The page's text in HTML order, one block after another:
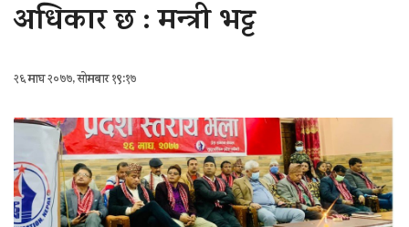
अधिकार छ : मन्त्री भट्ट
२६ माघ २०७७, सोमबार १९:१७